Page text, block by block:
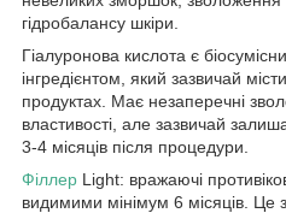
гідробалансу шкіри.
Гіалуронова кислота є
інгредієнтом, який зазвичай
продуктах. Має незаперечні
властивості, але зазвичай
3-4 місяців після процедури.
Філлер Light: вражаючі
видимими мінімум 6 місяців. Це